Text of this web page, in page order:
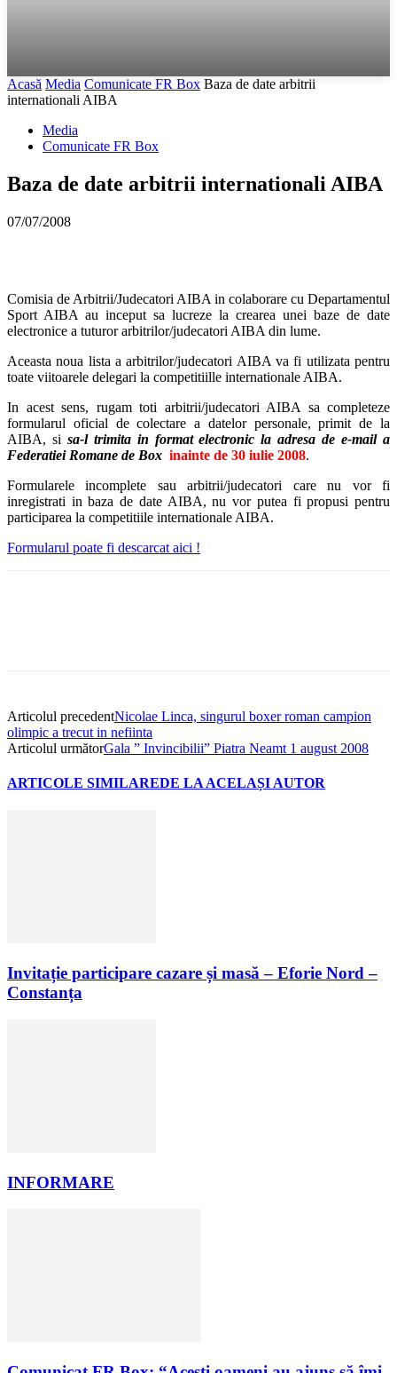
Acasă Media Comunicate FR Box Baza de date arbitrii
internationali AIBA
Media
Comunicate FR Box
Baza de date arbitrii internationali AIBA
07/07/2008
Comisia de Arbitrii/Judecatori AIBA in colaborare cu Departamentul
Sport AIBA au inceput sa lucreze la crearea unei baze de date
electronice a tuturor arbitrilor/judecatori AIBA din lume.
Aceasta noua lista a arbitrilor/judecatori AIBA va fi utilizata pentru
toate viitoarele delegari la competitiille internationale AIBA.
In acest sens, rugam toti arbitrii/judecatori AIBA sa completeze
formularul oficial de colectare a datelor personale, primit de la
AIBA, si sa-l trimita in format electronic la adresa de e-mail a
Federatiei Romane de Box inainte de 30 iulie 2008.
Formularele incomplete sau arbitrii/judecatori care nu vor fi
inregistrati in baza de date AIBA, nu vor putea fi propusi pentru
participarea la competitiile internationale AIBA.
Formularul poate fi descarcat aici !
Articolul precedentNicolae Linca, singurul boxer roman campion
olimpic a trecut in nefiinta
Articolul următorGala ” Invincibilii” Piatra Neamt 1 august 2008
ARTICOLE SIMILAREDE LA ACELAȘI AUTOR
Invitație participare cazare și masă – Eforie Nord –
Constanța
INFORMARE